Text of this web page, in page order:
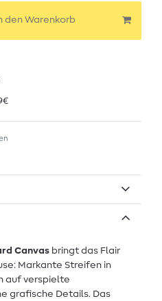
den Warenkorb
Canvas bringt das Flair
Markante Streifen in
auf verspielte
grafische Details. Das